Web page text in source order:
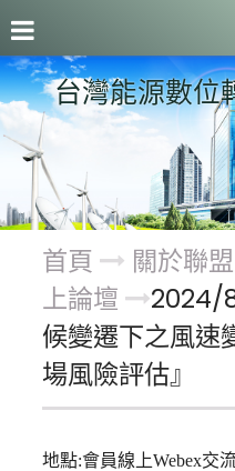
台灣能源數位
聯盟介紹 最新活動及
首頁 關於聯
上論壇
2024/
候變遷下之風速
場風險評估』
地點:會員線上Webex交流